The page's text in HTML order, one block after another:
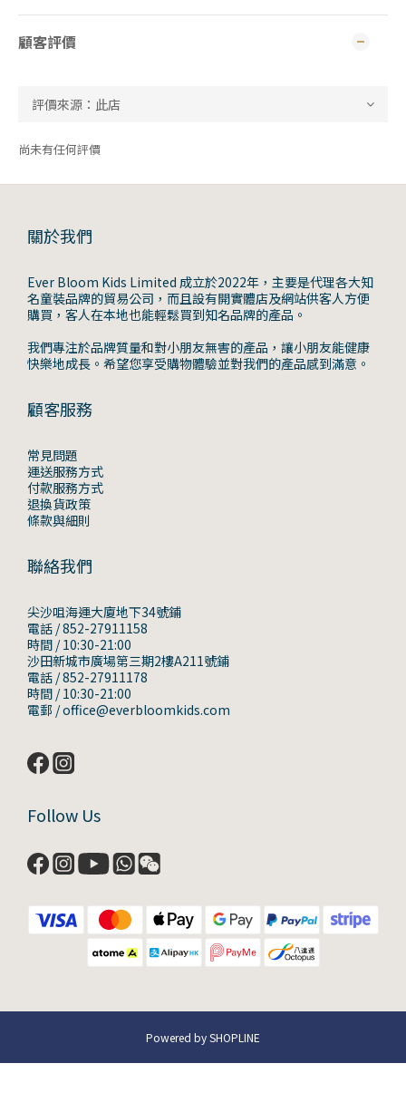
顧客評價
尚未有任何評價
關於我們
Ever Bloom Kids Limited 成立於2022年，主要是代理各大知
名童裝品牌的貿易公司，而且設有開實體店及網站供客人方便
購買，客人在本地也能輕鬆買到知名品牌的產品。
我們專注於品牌質量和對小朋友無害的產品，讓小朋友能健康
快樂地成長。希望您享受購物體驗並對我們的產品感到滿意。
顧客服務
常見問題
運送服務方式
付款服務方式
退換貨政策
條款與細則
聯絡我們
尖沙咀海運大廈地下34號鋪
電話 / 852-27911158
時間 / 10:30-21:00
沙田新城市廣場第三期2樓A211號鋪
電話 / 852-27911178
時間 / 10:30-21:00
電郵 / office@everbloomkids.com
Follow Us
Powered by SHOPLINE